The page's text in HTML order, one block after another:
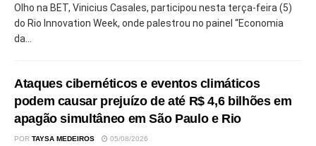
Olho na BET, Vinicius Casales, participou nesta terça-feira (5)
do Rio Innovation Week, onde palestrou no painel “Economia
da...
Ataques cibernéticos e eventos climáticos
podem causar prejuízo de até R$ 4,6 bilhões em
apagão simultâneo em São Paulo e Rio
POR TAYSA MEDEIROS 05/08/2026